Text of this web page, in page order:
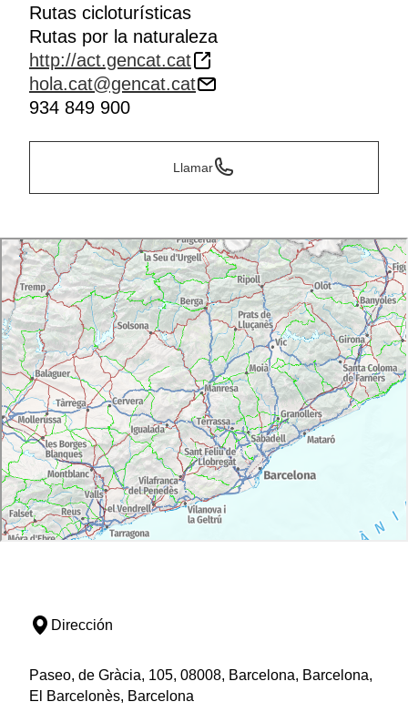
Rutas cicloturísticas
Rutas por la naturaleza
http://act.gencat.cat
hola.cat@gencat.cat
934 849 900
Llamar
Dirección
Paseo, de Gràcia, 105, 08008, Barcelona, Barcelona,
El Barcelonès, Barcelona